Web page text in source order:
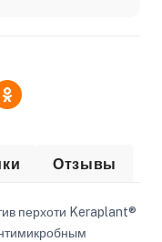
Отзывы
перхоти Keraplant®